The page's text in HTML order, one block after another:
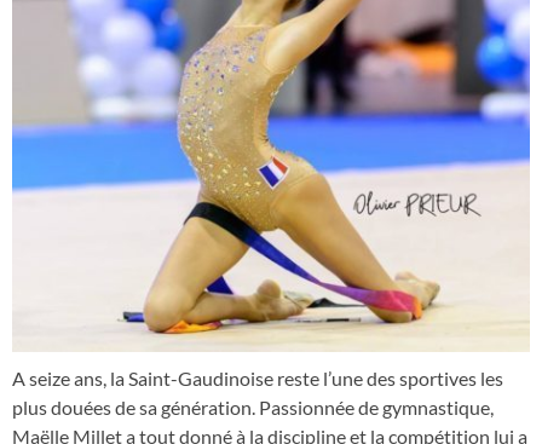
A seize ans, la Saint-Gaudinoise reste l’une des sportives les
plus douées de sa génération. Passionnée de gymnastique,
Maëlle Millet a tout donné à la discipline et la compétition lui a